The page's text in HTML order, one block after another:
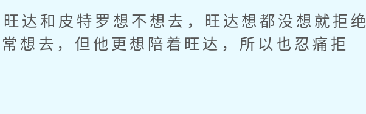
达和皮特罗想不想去，旺达想都没想就拒绝
想去，但他更想陪着旺达，所以也忍痛拒